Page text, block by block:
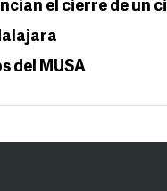
el cierre de un
del MUSA